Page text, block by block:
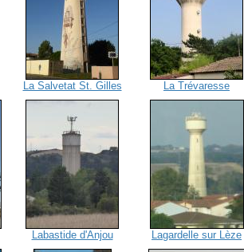
La Salvetat St. Gilles La Trévaresse
Labastide d'Anjou Lagardelle sur Lèze